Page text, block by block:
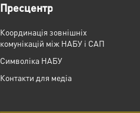
Пресцентр
Координація зовнішніх
комунікацій між НАБУ і САП
Cимволіка НАБУ
Контакти для медіа